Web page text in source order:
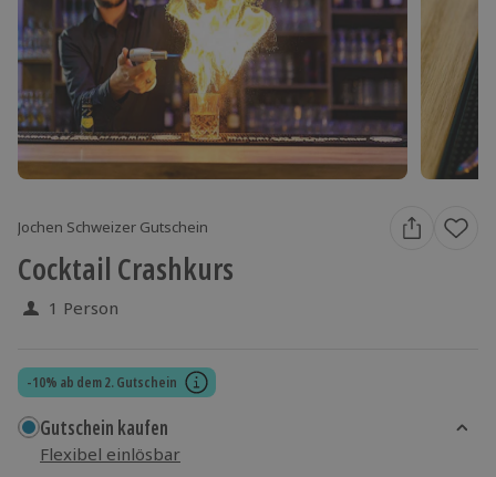
Jochen Schweizer Gutschein
Cocktail Crashkurs
1 Person
-10% ab dem 2. Gutschein
Gutschein kaufen
Flexibel einlösbar